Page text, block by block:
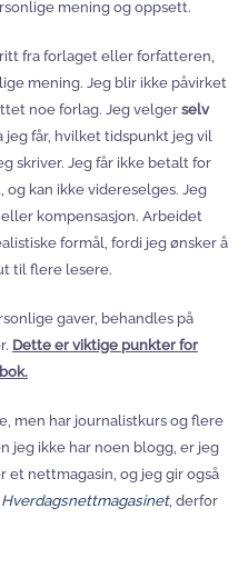
mening og oppsett.
fra forlaget eller forfatteren,
mening. Jeg blir ikke påvirket
noe forlag. Jeg velgerselv
får, hvilket tidspunkt jeg vil
skriver. Jeg får ikke betalt for
kan ikke videreselges. Jeg
kompensasjon. Arbeidet
formål, fordi jeg ønsker å
til flere lesere.
gaver, behandles på
Dette er viktige punkter for
men har journalistkurs og flere
jeg ikke har noen blogg, er jeg
et nettmagasin, og jeg gir også
Hverdagsnettmagasinet, derfor